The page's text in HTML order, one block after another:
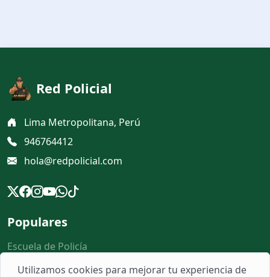
Red Policial
Lima Metropolitana, Perú
946764412
hola@redpolicial.com
Populares
Escuela de Policía
Ascenso PNP
Utilizamos cookies para mejorar tu experiencia de